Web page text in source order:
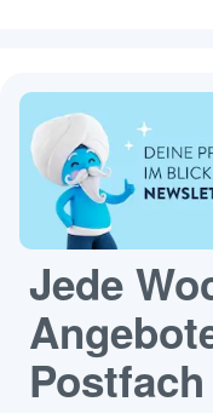
Jede
Postfach